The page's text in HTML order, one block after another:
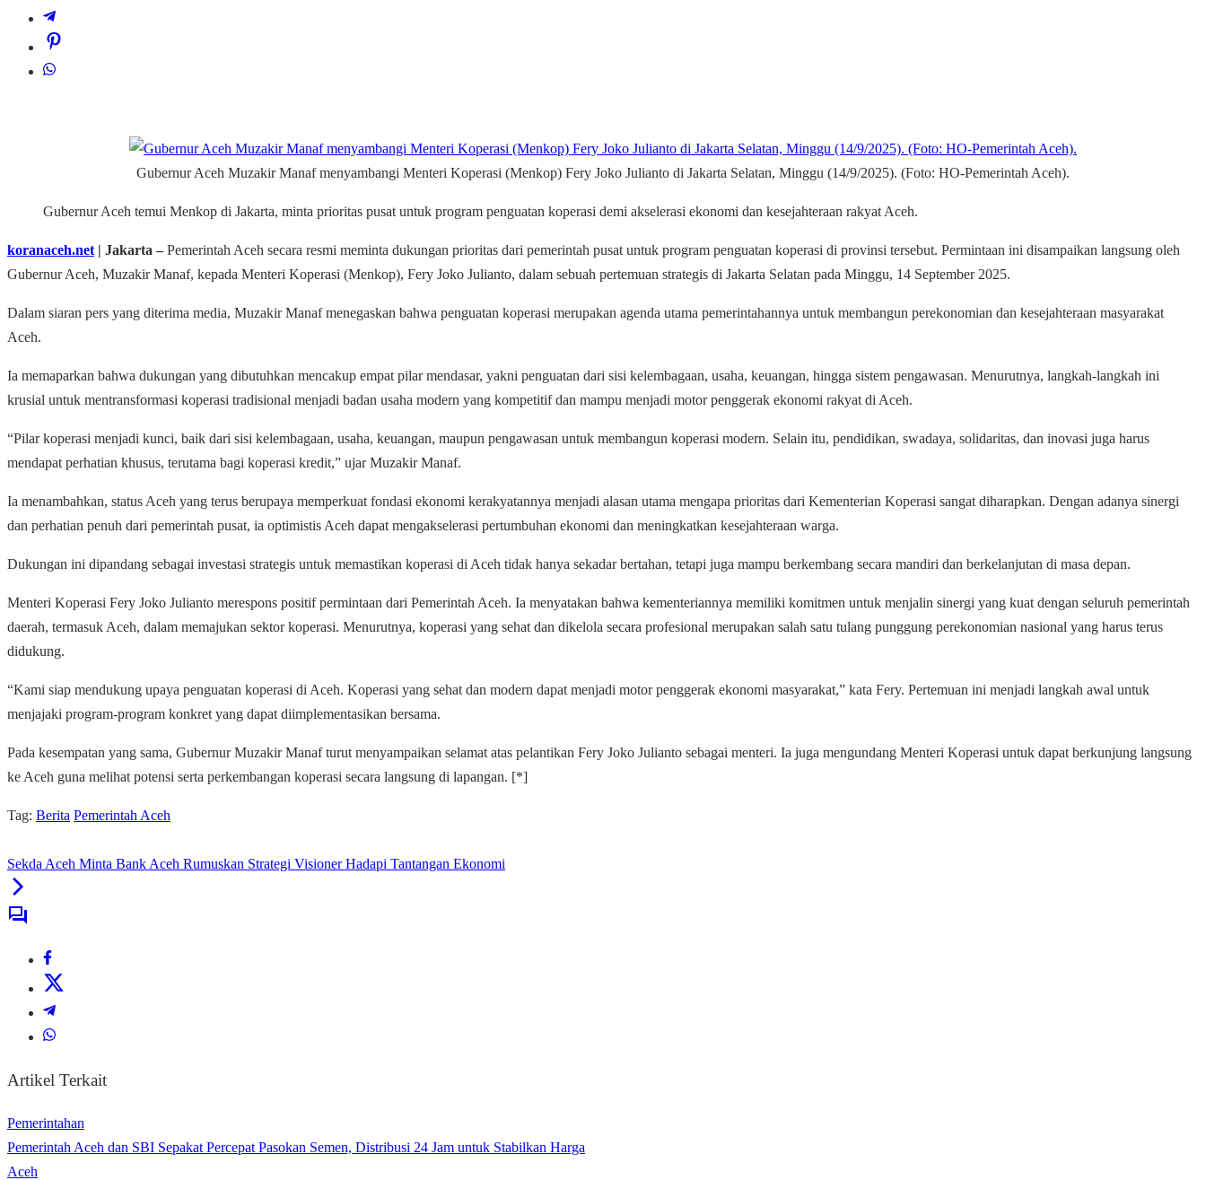
Gubernur Aceh Muzakir Manaf menyambangi Menteri Koperasi (Menkop) Fery Joko Julianto di Jakarta Selatan, Minggu (14/9/2025). (Foto: HO-Pemerintah Aceh).
Gubernur Aceh temui Menkop di Jakarta, minta prioritas pusat untuk program penguatan koperasi demi akselerasi ekonomi dan kesejahteraan rakyat Aceh.
koranaceh.net | Jakarta – Pemerintah Aceh secara resmi meminta dukungan prioritas dari pemerintah pusat untuk program penguatan koperasi di provinsi tersebut. Permintaan ini disampaikan langsung oleh
Gubernur Aceh, Muzakir Manaf, kepada Menteri Koperasi (Menkop), Fery Joko Julianto, dalam sebuah pertemuan strategis di Jakarta Selatan pada Minggu, 14 September 2025.
Dalam siaran pers yang diterima media, Muzakir Manaf menegaskan bahwa penguatan koperasi merupakan agenda utama pemerintahannya untuk membangun perekonomian dan kesejahteraan masyarakat
Aceh.
Ia memaparkan bahwa dukungan yang dibutuhkan mencakup empat pilar mendasar, yakni penguatan dari sisi kelembagaan, usaha, keuangan, hingga sistem pengawasan. Menurutnya, langkah-langkah ini
krusial untuk mentransformasi koperasi tradisional menjadi badan usaha modern yang kompetitif dan mampu menjadi motor penggerak ekonomi rakyat di Aceh.
“Pilar koperasi menjadi kunci, baik dari sisi kelembagaan, usaha, keuangan, maupun pengawasan untuk membangun koperasi modern. Selain itu, pendidikan, swadaya, solidaritas, dan inovasi juga harus
mendapat perhatian khusus, terutama bagi koperasi kredit,” ujar Muzakir Manaf.
Ia menambahkan, status Aceh yang terus berupaya memperkuat fondasi ekonomi kerakyatannya menjadi alasan utama mengapa prioritas dari Kementerian Koperasi sangat diharapkan. Dengan adanya sinergi
dan perhatian penuh dari pemerintah pusat, ia optimistis Aceh dapat mengakselerasi pertumbuhan ekonomi dan meningkatkan kesejahteraan warga.
Dukungan ini dipandang sebagai investasi strategis untuk memastikan koperasi di Aceh tidak hanya sekadar bertahan, tetapi juga mampu berkembang secara mandiri dan berkelanjutan di masa depan.
Menteri Koperasi Fery Joko Julianto merespons positif permintaan dari Pemerintah Aceh. Ia menyatakan bahwa kementeriannya memiliki komitmen untuk menjalin sinergi yang kuat dengan seluruh pemerintah
daerah, termasuk Aceh, dalam memajukan sektor koperasi. Menurutnya, koperasi yang sehat dan dikelola secara profesional merupakan salah satu tulang punggung perekonomian nasional yang harus terus
didukung.
“Kami siap mendukung upaya penguatan koperasi di Aceh. Koperasi yang sehat dan modern dapat menjadi motor penggerak ekonomi masyarakat,” kata Fery. Pertemuan ini menjadi langkah awal untuk
menjajaki program-program konkret yang dapat diimplementasikan bersama.
Pada kesempatan yang sama, Gubernur Muzakir Manaf turut menyampaikan selamat atas pelantikan Fery Joko Julianto sebagai menteri. Ia juga mengundang Menteri Koperasi untuk dapat berkunjung langsung
ke Aceh guna melihat potensi serta perkembangan koperasi secara langsung di lapangan. [*]
Tag: Berita Pemerintah Aceh
Sekda Aceh Minta Bank Aceh Rumuskan Strategi Visioner Hadapi Tantangan Ekonomi
Artikel Terkait
Pemerintahan
Pemerintah Aceh dan SBI Sepakat Percepat Pasokan Semen, Distribusi 24 Jam untuk Stabilkan Harga
Aceh